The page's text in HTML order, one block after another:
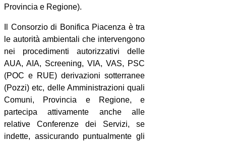
Provincia e Regione).
Il Consorzio di Bonifica Piacenza è tra
le autorità ambientali che intervengono
nei procedimenti autorizzativi delle
AUA, AIA, Screening, VIA, VAS, PSC
(POC e RUE) derivazioni sotterranee
(Pozzi) etc, delle Amministrazioni quali
Comuni, Provincia e Regione, e
partecipa attivamente anche alle
relative Conferenze dei Servizi, se
indette, assicurando puntualmente gli